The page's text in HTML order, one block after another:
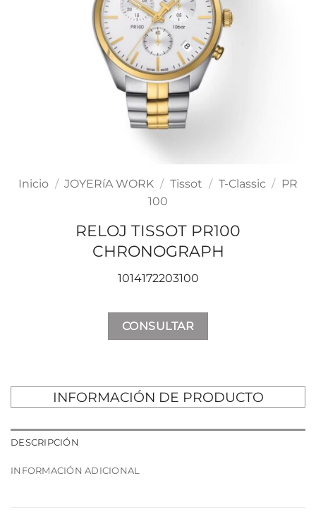
Inicio / JOYERíA WORK / Tissot / T-Classic / PR
100
RELOJ TISSOT PR100
CHRONOGRAPH
1014172203100
CONSULTAR
INFORMACIÓN DE PRODUCTO
DESCRIPCIÓN
INFORMACIÓN ADICIONAL